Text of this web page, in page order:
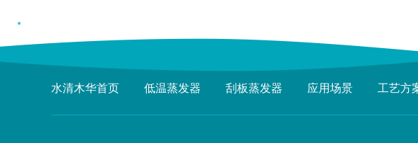
水清木华首页 低温蒸发器 刮板蒸发器 应用场景 工艺方